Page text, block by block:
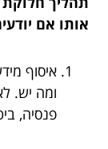
אותו אם
איסוף
ומה יש.
פנסיה,